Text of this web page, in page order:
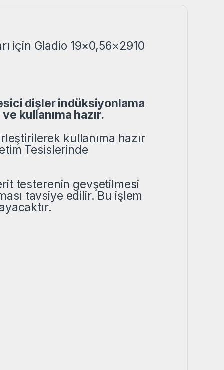
için Gladio 19×0,56×2910
dişler indüksiyonlama
ve kullanıma hazır.
kullanıma hazır
Tesislerinde
testerenin gevşetilmesi
tavsiye edilir. Bu işlem